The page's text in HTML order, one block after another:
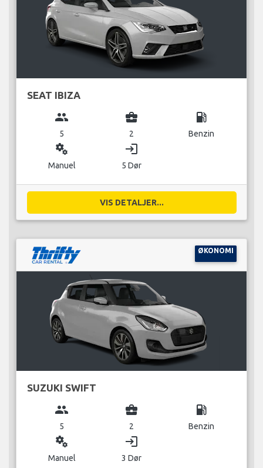
SEAT IBIZA
group
5
business_center
2
local_gas_station
Benzin
miscellaneous_services
Manuel
login
5 Dør
VIS DETALJER...
ØKONOMI
SUZUKI SWIFT
group
5
business_center
2
local_gas_station
Benzin
miscellaneous_services
Manuel
login
3 Dør